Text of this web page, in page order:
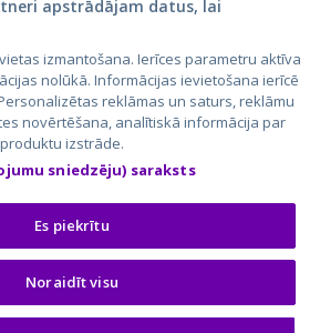
CVbankas.lt
Kainos.lt
Paslaugos.lt
auto24.ee
Osta.ee
KuldneBörs.ee
aizsargātas.
apstrādājam datus, lai
izmantošana. Ierīces parametru aktīva
nolūkā. Informācijas ievietošana ierīcē
reklāmas un saturs, reklāmu
novērtēšana, analītiskā informācija par
izstrāde.
sniedzēju) saraksts
Es piekrītu
Noraidīt visu